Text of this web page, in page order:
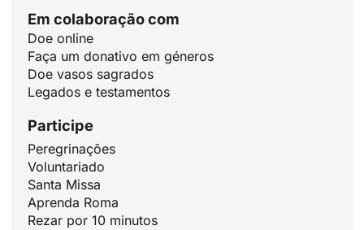
Em colaboração com
Doe online
Faça um donativo em géneros
Doe vasos sagrados
Legados e testamentos
Participe
Peregrinações
Voluntariado
Santa Missa
Aprenda Roma
Rezar por 10 minutos